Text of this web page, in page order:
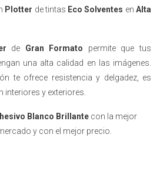
Plotter de tintas Eco Solventes enAlta
de Gran Formato permite que tus
una alta calidad en las imágenes.
te ofrece resistencia y delgadez, es
interiores y exteriores.
Blanco Brillantecon la mejor
y con el mejor precio.